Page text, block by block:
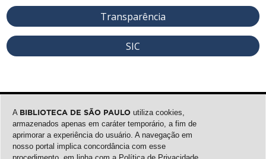
Transparência
SIC
A BIBLIOTECA DE SÃO PAULO utiliza cookies,
armazenados apenas em caráter temporário, a fim de
aprimorar a experiência do usuário. A navegação em
nosso portal implica concordância com esse